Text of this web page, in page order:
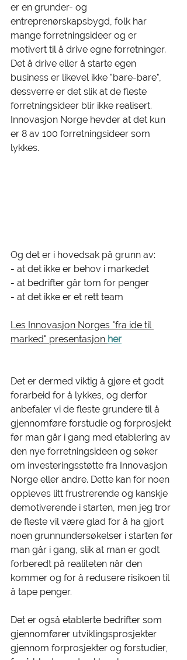
er en grunder- og
entreprenørskapsbygd, folk har
mange forretningsideer og er
motivert til å drive egne forretninger.
Det å drive eller å starte egen
business er likevel ikke "bare-bare",
dessverre er det slik at de fleste
forretningsideer blir ikke realisert.
Innovasjon Norge hevder at det kun
er 8 av 100 forretningsideer som
lykkes.
Og det er i hovedsak på grunn av:
- at det ikke er behov i markedet
- at bedrifter går tom for penger
- at det ikke er et rett team
Les Innovasjon Norges "fra ide til
marked" presentasjon her
Det er dermed viktig å gjøre et godt
forarbeid for å lykkes, og derfor
anbefaler vi de fleste grundere til å
gjennomføre forstudie og forprosjekt
før man går i gang med etablering av
den nye forretningsideen og søker
om investeringsstøtte fra Innovasjon
Norge eller andre. Dette kan for noen
oppleves litt frustrerende og kanskje
demotiverende i starten, men jeg tror
de fleste vil være glad for å ha gjort
noen grunnundersøkelser i starten før
man går i gang, slik at man er godt
forberedt på realiteten når den
kommer og for å redusere risikoen til
å tape penger.
Det er også etablerte bedrifter som
gjennomfører utviklingsprosjekter
gjennom forprosjekter og forstudier,